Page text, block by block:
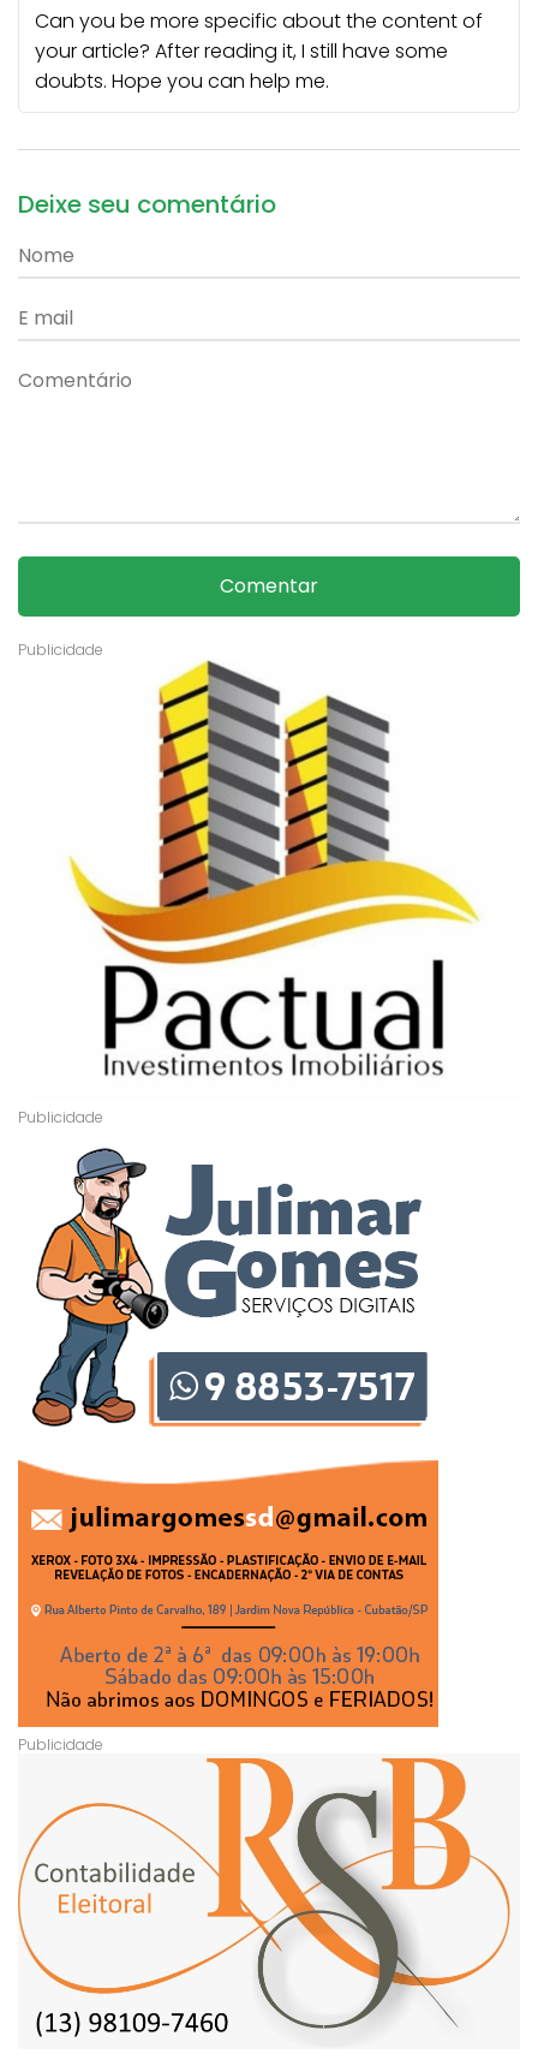
Can you be more specific about the content of
your article? After reading it, I still have some
doubts. Hope you can help me.
Deixe seu comentário
Comentar